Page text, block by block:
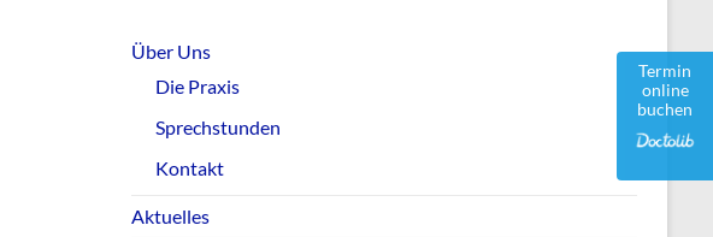
Termin
online
buchen
Über Uns
Die Praxis
Sprechstunden
Kontakt
Aktuelles